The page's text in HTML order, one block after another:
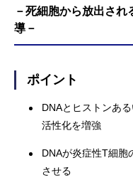
－死細胞から放出さ
導－
ポイント
DNAとヒストンあ
活性化を増強
DNAが炎症性T細胞
させる